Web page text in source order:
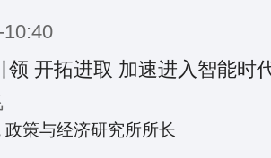
10:40
领 开拓进取 加速进入智能时
政策与经济研究所所长